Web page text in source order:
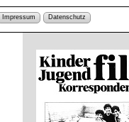
Impressum Datenschutz